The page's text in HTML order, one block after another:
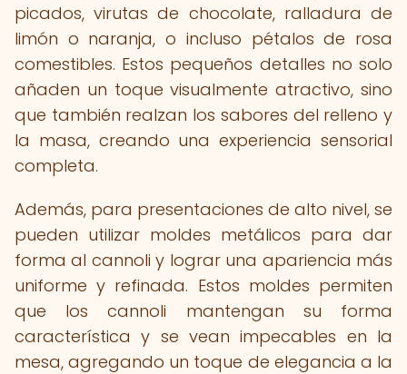
picados, virutas de chocolate, ralladura de
limón o naranja, o incluso pétalos de rosa
comestibles. Estos pequeños detalles no solo
añaden un toque visualmente atractivo, sino
que también realzan los sabores del relleno y
la masa, creando una experiencia sensorial
completa.
Además, para presentaciones de alto nivel, se
pueden utilizar moldes metálicos para dar
forma al cannoli y lograr una apariencia más
uniforme y refinada. Estos moldes permiten
que los cannoli mantengan su forma
característica y se vean impecables en la
mesa, agregando un toque de elegancia a la